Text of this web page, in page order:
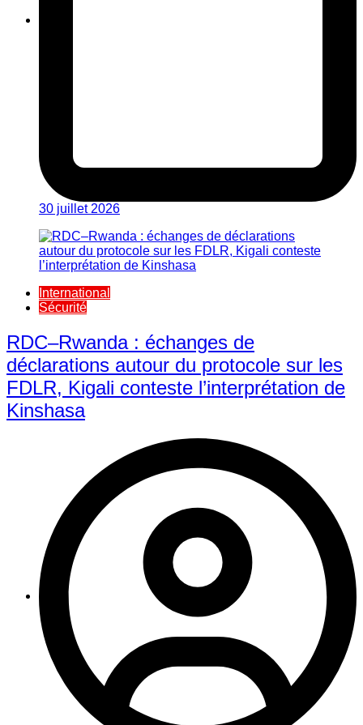
30 juillet 2026
International
Sécurité
RDC–Rwanda : échanges de
déclarations autour du protocole sur les
FDLR, Kigali conteste l’interprétation de
Kinshasa